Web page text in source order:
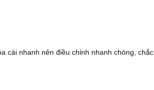
cài nhanh nên điều chỉnh nhanh chóng, chắc